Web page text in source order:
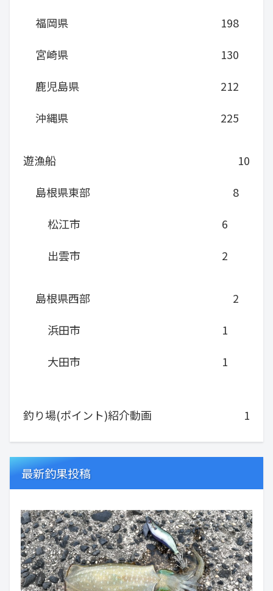
福岡県
198
宮崎県
130
鹿児島県
212
沖縄県
225
遊漁船
10
島根県東部
8
松江市
6
出雲市
2
島根県西部
2
浜田市
1
大田市
1
釣り場(ポイント)紹介動画 1
最新釣果投稿